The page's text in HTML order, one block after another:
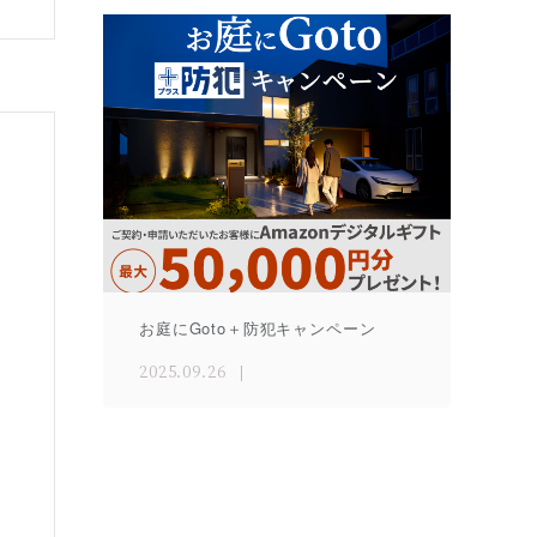
お庭にGoto＋防犯キャンペーン
2025.09.26